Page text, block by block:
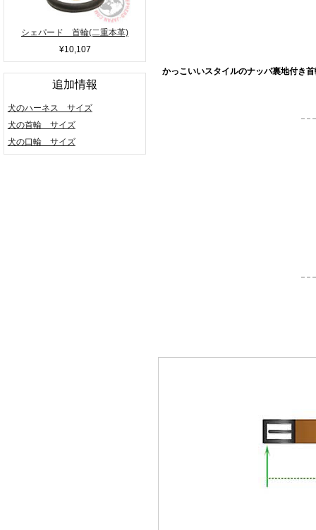
シェパード 首輪(二重本革)
¥10,107
追加情報
犬のハーネス サイズ
犬の首輪 サイズ
犬の口輪 サイズ
かっこいいスタイルのナッパ裏地付き